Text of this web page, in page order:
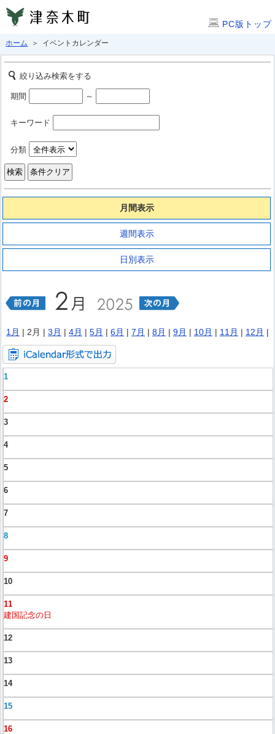
PC版トップ
ホーム ＞ イベントカレンダー
絞り込み検索をする
期間 ～
キーワード
分類
月間表示
週間表示
日別表示
1月 | 2月 | 3月 | 4月 | 5月 | 6月 | 7月 | 8月 | 9月 | 10月 | 11月 | 12月 |
1
2
3
4
5
6
7
8
9
10
11
建国記念の日
12
13
14
15
16